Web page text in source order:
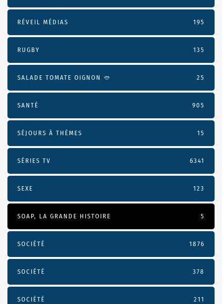
RÉVEIL MÉDIAS 195
RUGBY 135
SALADE TOMATE OIGNON 🥙 25
SANTÉ 905
SÉJOURS À THÈMES 15
SÉRIES TV 6341
SEXE 123
SOAP, LA GRANDE HISTOIRE 5
SOCIÉTÉ 1876
SOCIÉTÉ 378
SOCIÉTÉ 211